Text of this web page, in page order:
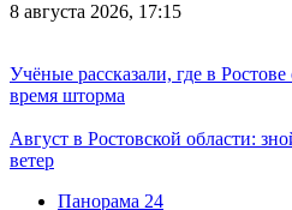
8 августа 2026, 17:15
Учёные рассказали, где в
время шторма
Август в Ростовской области:
ветер
Панорама 24